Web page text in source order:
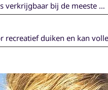
verkrijgbaar bij de meeste
recreatief duiken en kan
40 door de aanvullende
ronden die vereist zijn voor